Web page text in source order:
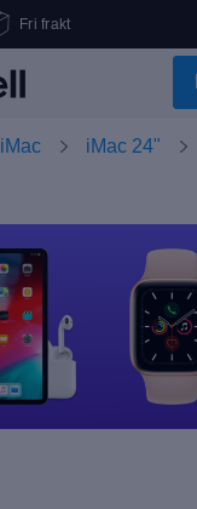
Fri frakt
iMac iMac 24"